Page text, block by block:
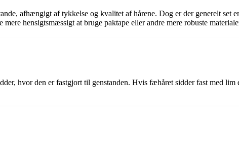
afhængigt af tykkelse og kvalitet af hårene. Dog er der generelt
hensigtsmæssigt at bruge paktape eller andre mere robuste
hvor den er fastgjort til genstanden. Hvis fæhåret sidder fast med lim